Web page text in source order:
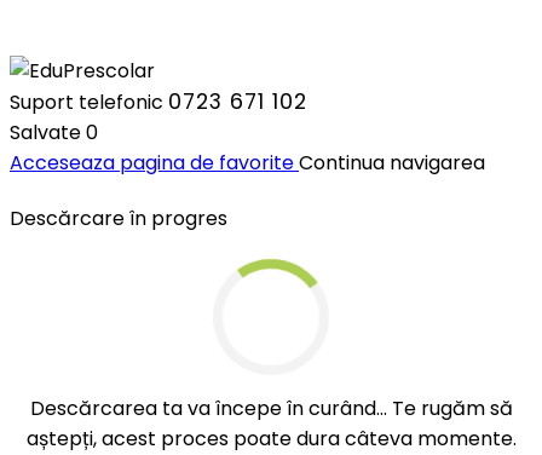
Suport telefonic 0723 671 102
Salvate0
Acceseaza pagina de favoriteContinua navigarea
Descărcare în progres
Descărcarea ta va începe în curând... Te rugăm să
aștepți, acest proces poate dura câteva momente.